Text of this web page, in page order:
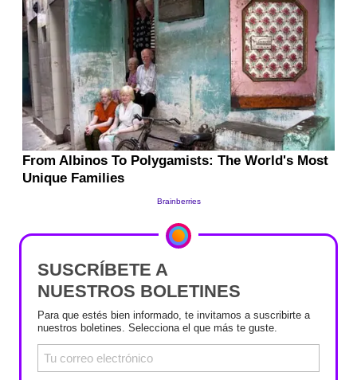
SUSCRÍBETE A
NUESTROS BOLETINES
Para que estés bien informado, te invitamos a suscribirte a
nuestros boletines. Selecciona el que más te guste.